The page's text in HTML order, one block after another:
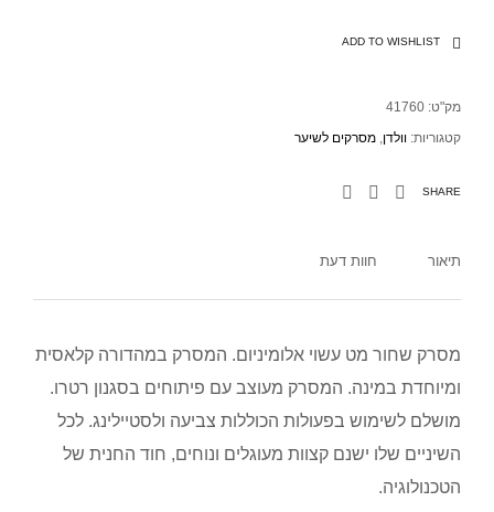
ADD TO WISHLIST
מק"ט: 41760
קטגוריות: וולדן, מסרקים לשיער
SHARE
תיאור חוות דעת
מסרק שחור מט עשוי אלומיניום. המסרק במהדורה קלאסית
ומיוחדת במינה. המסרק מעוצב עם פיתוחים בסגנון רטרו.
מושלם לשימוש בפעולות הכוללות צביעה ולסטיילינג. לכל
השיניים שלו ישנם קצוות מעוגלים ונוחים, חוד החנית של
הטכנולוגיה.